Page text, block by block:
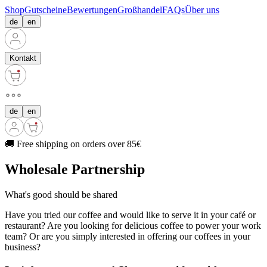
ShopGutscheineBewertungenGroßhandelFAQsÜber uns
de en
Kontakt
de en
🚚 Free shipping on orders over 85€
Wholesale Partnership
What's good should be shared
Have you tried our coffee and would like to serve it in your café or
restaurant? Are you looking for delicious coffee to power your work
team? Or are you simply interested in offering our coffees in your
business?